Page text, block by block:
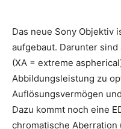
Das neue Sony Objektiv
aufgebaut. Darunter
(XA = extreme
Abbildungsleistung zu
Auflösungsvermögen
Dazu kommt noch eine
chromatische Aberration